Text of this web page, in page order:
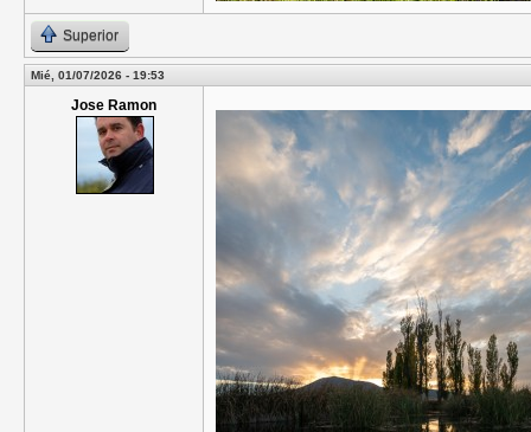
Superior
Mié, 01/07/2026 - 19:53
Jose Ramon